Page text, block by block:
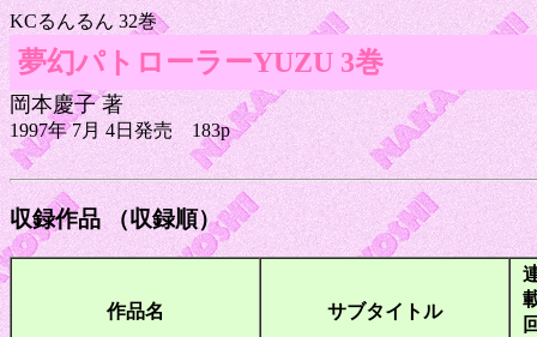
KCるんるん 32巻
夢幻パトローラーYUZU 3巻
岡本慶子 著
1997年 7月 4日発売 183p
収録作品 （収録順）
作品名 サブタイトル